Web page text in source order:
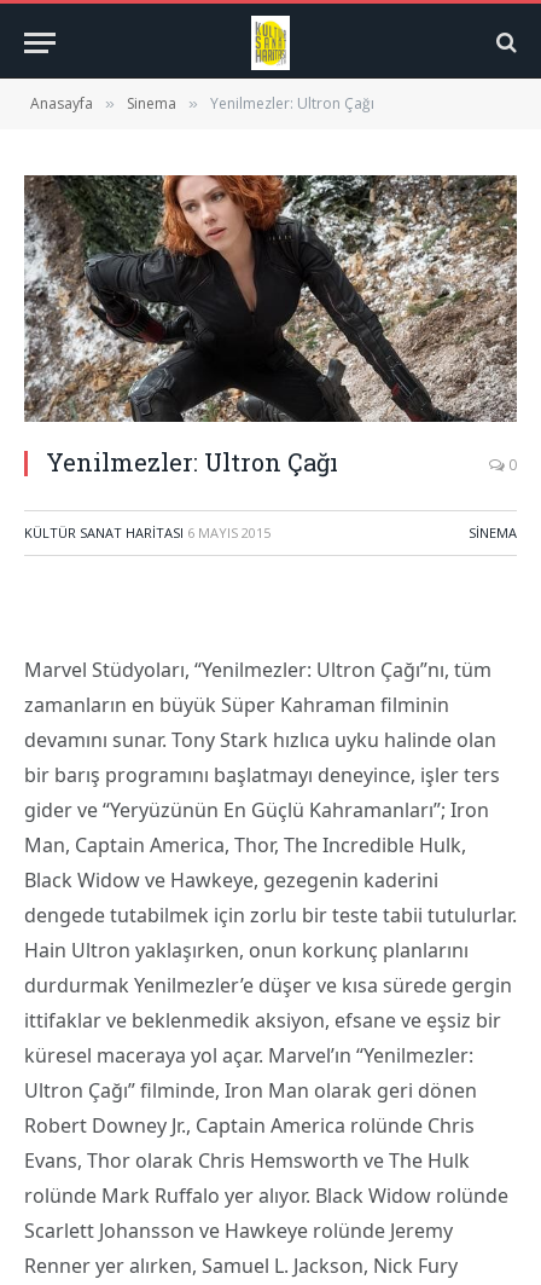
Anasayfa » Sinema » Yenilmezler: Ultron Çağı
Yenilmezler: Ultron Çağı 0
KÜLTÜR SANAT HARITASI 6 MAYIS 2015 SINEMA
Marvel Stüdyoları, “Yenilmezler: Ultron Çağı”nı, tüm
zamanların en büyük Süper Kahraman filminin
devamını sunar. Tony Stark hızlıca uyku halinde olan
bir barış programını başlatmayı deneyince, işler ters
gider ve “Yeryüzünün En Güçlü Kahramanları”; Iron
Man, Captain America, Thor, The Incredible Hulk,
Black Widow ve Hawkeye, gezegenin kaderini
dengede tutabilmek için zorlu bir teste tabii tutulurlar.
Hain Ultron yaklaşırken, onun korkunç planlarını
durdurmak Yenilmezler’e düşer ve kısa sürede gergin
ittifaklar ve beklenmedik aksiyon, efsane ve eşsiz bir
küresel maceraya yol açar. Marvel’ın “Yenilmezler:
Ultron Çağı” filminde, Iron Man olarak geri dönen
Robert Downey Jr., Captain America rolünde Chris
Evans, Thor olarak Chris Hemsworth ve The Hulk
rolünde Mark Ruffalo yer alıyor. Black Widow rolünde
Scarlett Johansson ve Hawkeye rolünde Jeremy
Renner yer alırken, Samuel L. Jackson, Nick Fury